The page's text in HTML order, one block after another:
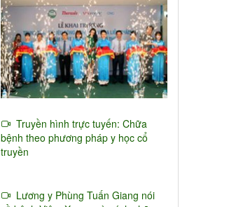
Truyền hình trực tuyến: Chữa
bệnh theo phương pháp y học cổ
truyền
Lương y Phùng Tuấn Giang nói